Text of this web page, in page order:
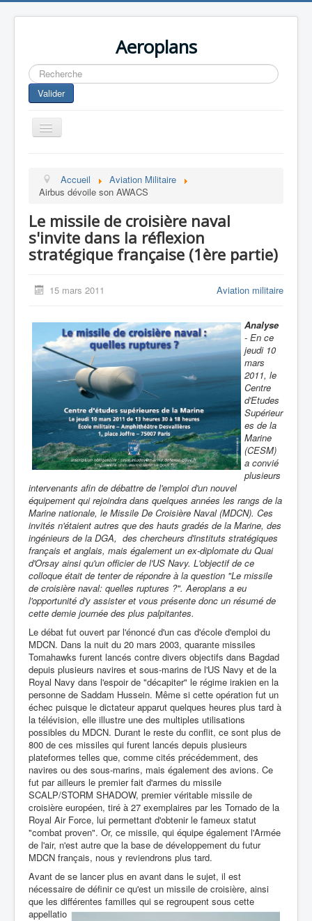
Aeroplans
Rechercher
Valider
Toggle
Navigation
Aviation Commerciale
Aviation Militaire
Europespace
Accueil
Aviation Militaire
Airbus dévoile son AWACS
Le missile de croisière naval
s'invite dans la réflexion
stratégique française (1ère partie)
15 mars 2011 Aviation militaire
Analyse
- En ce
jeudi 10
mars
2011, le
Centre
d'Etudes
Supérieur
es de la
Marine
(CESM)
a convié
plusieurs
intervenants afin de débattre de l'emploi d'un nouvel
équipement qui rejoindra dans quelques années les rangs de la
Marine nationale, le Missile De Croisière Naval (MDCN). Ces
invités n'étaient autres que des hauts gradés de la Marine, des
ingénieurs de la DGA, des chercheurs d'instituts stratégiques
français et anglais, mais également un ex-diplomate du Quai
d'Orsay ainsi qu'un officier de l'US Navy. L'objectif de ce
colloque était de tenter de répondre à la question "Le missile
de croisière naval: quelles ruptures ?". Aeroplans a eu
l'opportunité d'y assister et vous présente donc un résumé de
cette demie journée des plus palpitantes.
Le débat fut ouvert par l'énoncé d'un cas d'école d'emploi du
MDCN. Dans la nuit du 20 mars 2003, quarante missiles
Tomahawks furent lancés contre divers objectifs dans Bagdad
depuis plusieurs navires et sous-marins de l'US Navy et de la
Royal Navy dans l'espoir de "décapiter" le régime irakien en la
personne de Saddam Hussein. Même si cette opération fut un
échec puisque le dictateur apparut quelques heures plus tard à
la télévision, elle illustre une des multiples utilisations
possibles du MDCN. Durant le reste du conflit, ce sont plus de
800 de ces missiles qui furent lancés depuis plusieurs
plateformes telles que, comme cités précédemment, des
navires ou des sous-marins, mais également des avions. Ce
fut par ailleurs le premier fait d'armes du missile
SCALP/STORM SHADOW, premier véritable missile de
croisière européen, tiré à 27 exemplaires par les Tornado de la
Royal Air Force, lui permettant d'obtenir le fameux statut
"combat proven". Or, ce missile, qui équipe également l'Armée
de l'air, n'est autre que la base de développement du futur
MDCN français, nous y reviendrons plus tard.
Avant de se lancer plus en avant dans le sujet, il est
nécessaire de définir ce qu'est un missile de croisière, ainsi
que les différentes familles qui se regroupent sous cette
appellatio